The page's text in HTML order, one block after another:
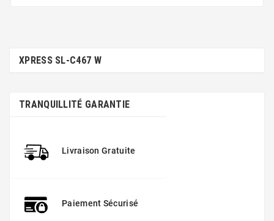
XPRESS SL-C467 W
TRANQUILLITÉ GARANTIE
Livraison Gratuite
Paiement Sécurisé